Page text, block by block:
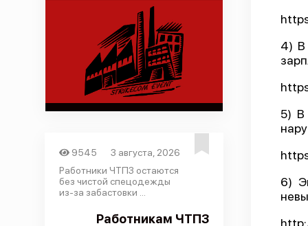
9545
3 августа, 2026
Работники ЧТПЗ остаются
без чистой спецодежды
из-за забастовки ...
Работникам ЧТПЗ
4) В
5) В
6)